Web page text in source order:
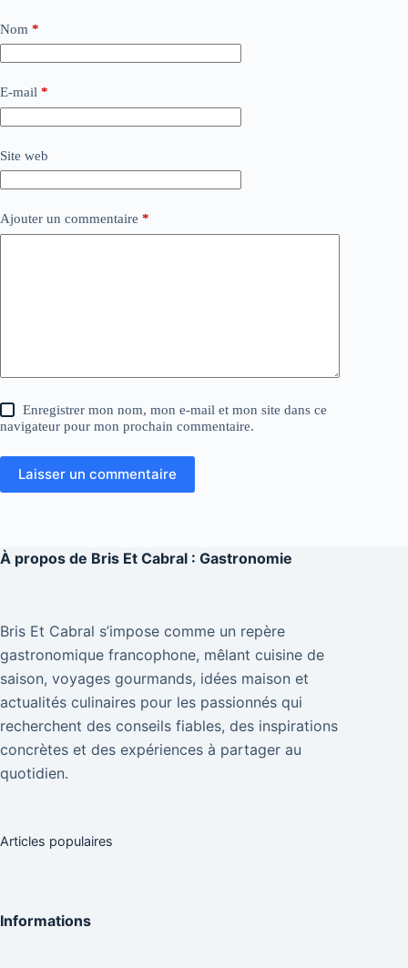
Nom *
E-mail *
Site web
Ajouter un commentaire *
Enregistrer mon nom, mon e-mail et mon site dans ce
navigateur pour mon prochain commentaire.
Laisser un commentaire
À propos de Bris Et Cabral : Gastronomie
Bris Et Cabral s’impose comme un repère
gastronomique francophone, mêlant cuisine de
saison, voyages gourmands, idées maison et
actualités culinaires pour les passionnés qui
recherchent des conseils fiables, des inspirations
concrètes et des expériences à partager au
quotidien.
Articles populaires
Informations